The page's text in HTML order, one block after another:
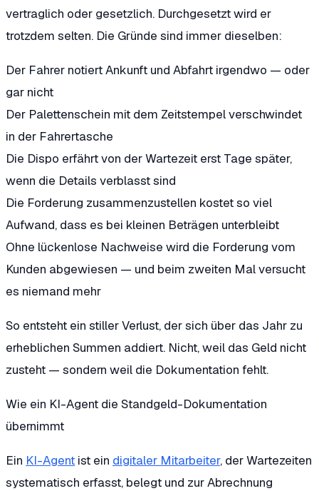
vertraglich oder gesetzlich. Durchgesetzt wird er
trotzdem selten. Die Gründe sind immer dieselben:
Der Fahrer notiert Ankunft und Abfahrt irgendwo — oder
gar nicht
Der Palettenschein mit dem Zeitstempel verschwindet
in der Fahrertasche
Die Dispo erfährt von der Wartezeit erst Tage später,
wenn die Details verblasst sind
Die Forderung zusammenzustellen kostet so viel
Aufwand, dass es bei kleinen Beträgen unterbleibt
Ohne lückenlose Nachweise wird die Forderung vom
Kunden abgewiesen — und beim zweiten Mal versucht
es niemand mehr
So entsteht ein stiller Verlust, der sich über das Jahr zu
erheblichen Summen addiert. Nicht, weil das Geld nicht
zusteht — sondern weil die Dokumentation fehlt.
Wie ein KI-Agent die Standgeld-Dokumentation
übernimmt
Ein KI-Agent ist ein digitaler Mitarbeiter, der Wartezeiten
systematisch erfasst, belegt und zur Abrechnung